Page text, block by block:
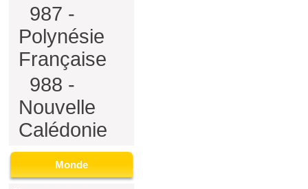
987 -
Polynésie
Française
988 -
Nouvelle
Calédonie
Monde